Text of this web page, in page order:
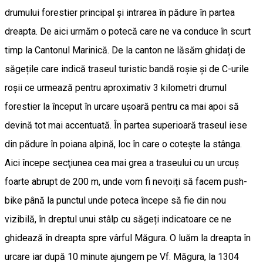
drumului forestier principal și intrarea în pădure în partea
dreapta. De aici urmăm o potecă care ne va conduce în scurt
timp la Cantonul Marinică. De la canton ne lăsăm ghidați de
săgețile care indică traseul turistic bandă roșie și de C-urile
roșii ce urmează pentru aproximativ 3 kilometri drumul
forestier la început în urcare ușoară pentru ca mai apoi să
devină tot mai accentuată. În partea superioară traseul iese
din pădure în poiana alpină, loc în care o coteşte la stânga.
Aici începe secţiunea cea mai grea a traseului cu un urcuş
foarte abrupt de 200 m, unde vom fi nevoiți să facem push-
bike până la punctul unde poteca începe să fie din nou
vizibilă, în dreptul unui stâlp cu săgeți indicatoare ce ne
ghidează în dreapta spre vârful Măgura. O luăm la dreapta în
urcare iar după 10 minute ajungem pe Vf. Măgura, la 1304